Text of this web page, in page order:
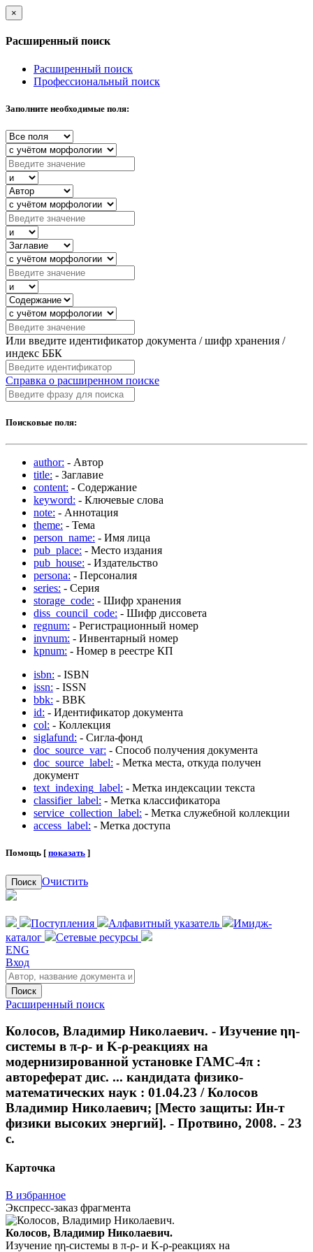
×
Расширенный поиск
Расширенный поиск
Профессиональный поиск
Заполните необходимые поля:
Или введите идентификатор документа / шифр хранения /
индекс ББК
Справка о расширенном поиске
Поисковые поля:
author: - Автор
title: - Заглавие
content: - Содержание
keyword: - Ключевые слова
note: - Аннотация
theme: - Тема
person_name: - Имя лица
pub_place: - Место издания
pub_house: - Издательство
persona: - Персоналия
series: - Серия
storage_code: - Шифр хранения
diss_council_code: - Шифр диссовета
regnum: - Регистрационный номер
invnum: - Инвентарный номер
kpnum: - Номер в реестре КП
isbn: - ISBN
issn: - ISSN
bbk: - BBK
id: - Идентификатор документа
col: - Коллекция
siglafund: - Сигла-фонд
doc_source_var: - Способ получения документа
doc_source_label: - Метка места, откуда получен
документ
text_indexing_label: - Метка индексации текста
classifier_label: - Метка классификатора
service_collection_label: - Метка служебной коллекции
access_label: - Метка доступа
Помощь [ показать ]
Поиск Очистить
Поступления Алфавитный указатель
Имидж-
каталог
Сетевые ресурсы
ENG
Вход
Поиск
Расширенный поиск
Колосов, Владимир Николаевич. - Изучение ηη-
системы в π-ρ- и K-ρ-реакциях на
модернизированной установке ГАМС-4π :
автореферат дис. ... кандидата физико-
математических наук : 01.04.23 / Колосов
Владимир Николаевич; [Место защиты: Ин-т
физики высоких энергий]. - Протвино, 2008. - 23
с.
Карточка
В избранное
Экспресс-заказ фрагмента
Колосов, Владимир Николаевич.
Изучение ηη-системы в π-ρ- и K-ρ-реакциях на